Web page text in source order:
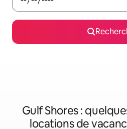
Gulf Shores :
locations de